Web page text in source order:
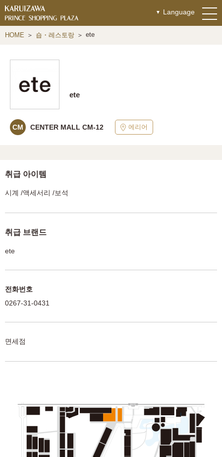
Language
HOME 숍・레스토랑 ete
ete
CM CENTER MALL CM-12 에리어
취급 아이템
시계 /액세서리 /보석
취급 브랜드
ete
전화번호
0267-31-0431
면세점